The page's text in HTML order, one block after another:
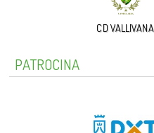
CD VALLIVANA
PATROCINA